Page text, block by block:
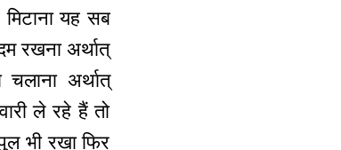
यह सब
रखना अर्थात्
अर्थात्
ले रहे हैं तो
भी रखा फिर